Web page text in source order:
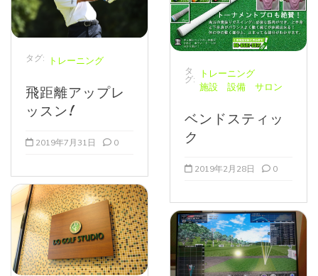
タグ: トレーニング
飛距離アップレ
ッスン!
2019年7月31日 0
タ
グ:
トレーニング
施設 設備 サロン
ベンドスティッ
ク
2019年2月28日 0